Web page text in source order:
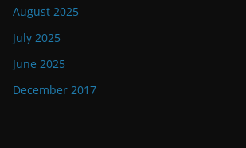
August 2025
July 2025
June 2025
December 2017